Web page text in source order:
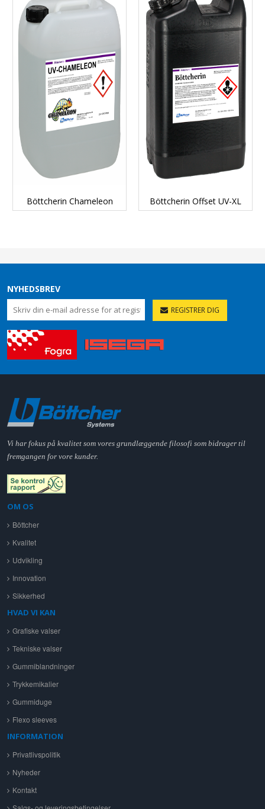
Böttcherin Chameleon Böttcherin Offset UV-XL
NYHEDSBREV
REGISTRER DIG
Vi har fokus på kvalitet som vores grundlæggende filosofi som bidrager til
fremgangen for vore kunder.
OM OS
Böttcher
Kvalitet
Udvikling
Innovation
Sikkerhed
HVAD VI KAN
Grafiske valser
Tekniske valser
Gummiblandninger
Trykkemikalier
Gummiduge
Flexo sleeves
INFORMATION
Privatlivspolitik
Nyheder
Kontakt